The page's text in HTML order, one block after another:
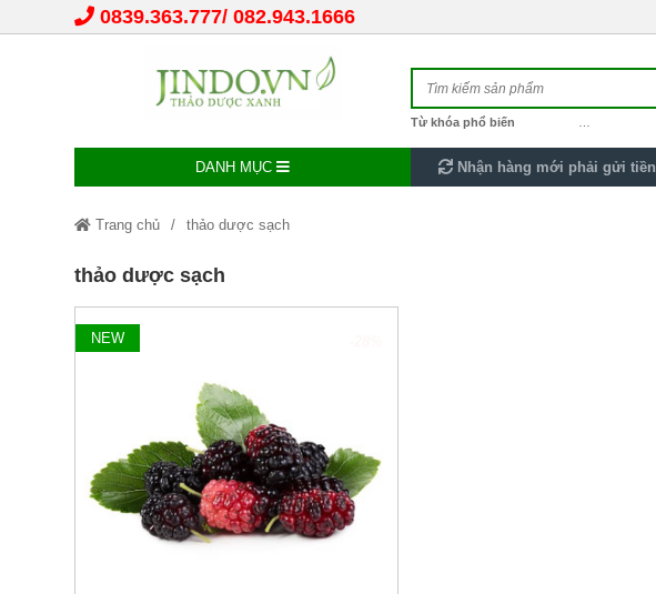
0839.363.777 082.943.1666
Từ khóa phổ biến
DANH MỤC Nhận hàng mới phải gửi tiền
Trang chủ thảo dược sạch
thảo dược sạch
NEW